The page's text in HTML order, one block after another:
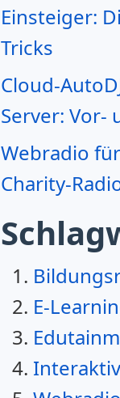
Einsteiger:
Tricks
Cloud-
Server: Vor-
Webradio
Charity-
E-